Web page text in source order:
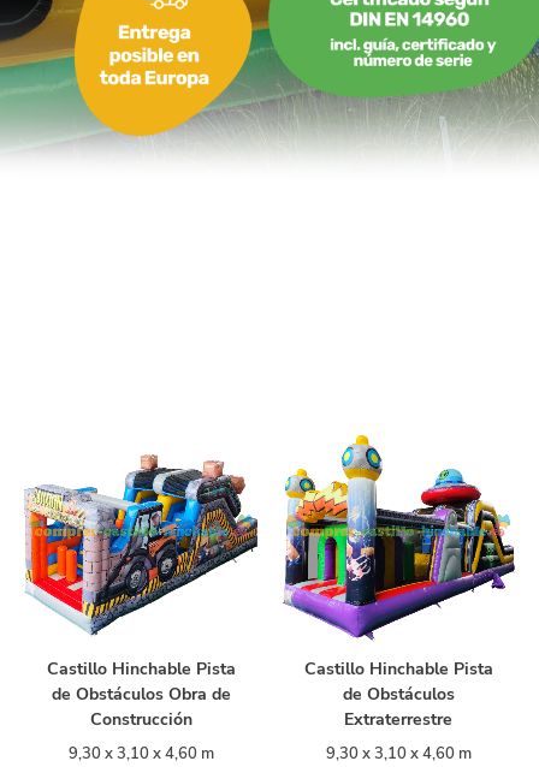
Castillo Hinchable Pista
de Obstáculos Obra de
Construcción
9,30 x 3,10 x 4,60 m
Castillo Hinchable Pista
de Obstáculos
Extraterrestre
9,30 x 3,10 x 4,60 m